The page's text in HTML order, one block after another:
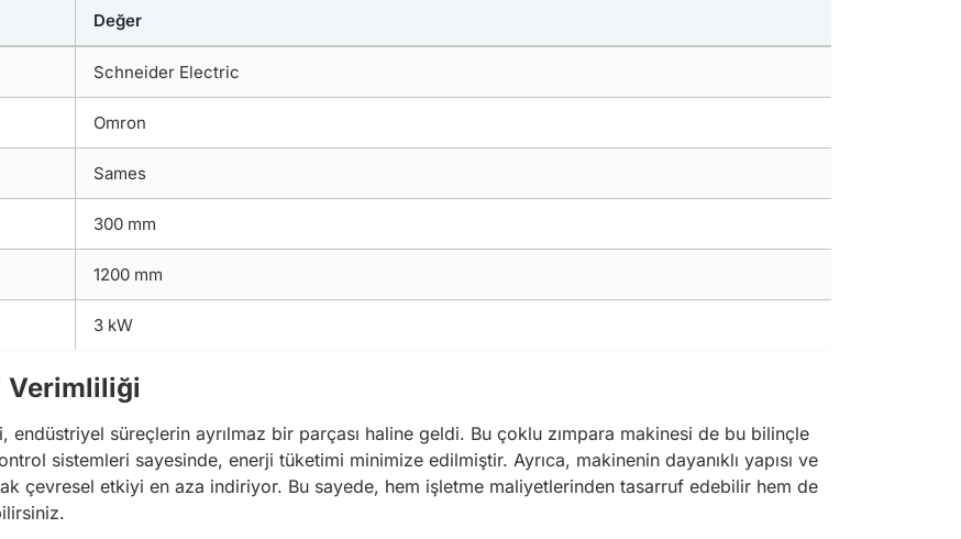
Değer
Schneider Electric
Omron
Sames
300 mm
1200 mm
3 kW
Verimliliği
süreçlerin ayrılmaz bir parçası haline geldi. Bu çoklu zımpara makinesi de bu bilinçle
sistemleri sayesinde, enerji tüketimi minimize edilmiştir. Ayrıca, makinenin dayanıklı yapısı ve
çevresel etkiyi en aza indiriyor. Bu sayede, hem işletme maliyetlerinden tasarruf edebilir hem de